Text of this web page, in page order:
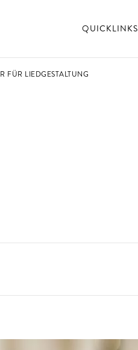
QUICKLINKS
FÜR LIEDGESTALTUNG